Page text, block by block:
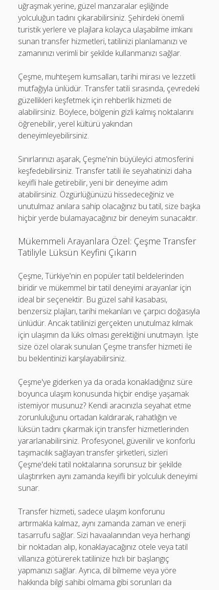
uğraşmak yerine, güzel manzaralar eşliğinde
yolculuğun tadını çıkarabilirsiniz. Şehirdeki önemli
turistik yerlere ve plajlara kolayca ulaşabilme imkanı
sunan transfer hizmetleri, tatilinizi planlamanızı ve
zamanınızı verimli bir şekilde kullanmanızı sağlar.
Çeşme, muhteşem kumsalları, tarihi mirası ve lezzetli
mutfağıyla ünlüdür. Transfer tatili sırasında, çevredeki
güzellikleri keşfetmek için rehberlik hizmeti de
alabilirsiniz. Böylece, bölgenin gizli kalmış noktalarını
öğrenebilir, yerel kültürü yakından
deneyimleyebilirsiniz.
Sınırlarınızı aşarak, Çeşme'nin büyüleyici atmosferini
keşfedebilirsiniz. Transfer tatili ile seyahatinizi daha
keyifli hale getirebilir, yeni bir deneyime adım
atabilirsiniz. Özgürlüğünüzü hissedeceğiniz ve
unutulmaz anılara sahip olacağınız bu tatil, size başka
hiçbir yerde bulamayacağınız bir deneyim sunacaktır.
Mükemmeli Arayanlara Özel: Çeşme Transfer
Tatiliyle Lüksün Keyfini Çıkarın
Çeşme, Türkiye'nin en popüler tatil beldelerinden
biridir ve mükemmel bir tatil deneyimi arayanlar için
ideal bir seçenektir. Bu güzel sahil kasabası,
benzersiz plajları, tarihi mekanları ve çarpıcı doğasıyla
ünlüdür. Ancak tatilinizi gerçekten unutulmaz kılmak
için ulaşımın da lüks olması gerektiğini unutmayın. İşte
size özel olarak sunulan Çeşme transfer hizmeti ile
bu beklentinizi karşılayabilirsiniz.
Çeşme'ye giderken ya da orada konakladığınız süre
boyunca ulaşım konusunda hiçbir endişe yaşamak
istemiyor musunuz? Kendi aracınızla seyahat etme
zorunluluğunu ortadan kaldırarak, rahatlığın ve
lüksün tadını çıkarmak için transfer hizmetlerinden
yararlanabilirsiniz. Profesyonel, güvenilir ve konforlu
taşımacılık sağlayan transfer şirketleri, sizleri
Çeşme'deki tatil noktalarına sorunsuz bir şekilde
ulaştırırken aynı zamanda keyifli bir yolculuk deneyimi
sunar.
Transfer hizmeti, sadece ulaşım konforunu
artırmakla kalmaz, aynı zamanda zaman ve enerji
tasarrufu sağlar. Sizi havaalanından veya herhangi
bir noktadan alıp, konaklayacağınız otele veya tatil
villanıza götürerek tatilinize hızlı bir başlangıç
yapmanızı sağlar. Ayrıca, dil bilmeme veya yöre
hakkında bilgi sahibi olmama gibi sorunları da